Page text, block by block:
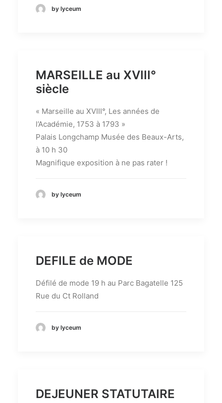
by lyceum
MARSEILLE au XVIII°
siècle
« Marseille au XVIII°, Les années de
l’Académie, 1753 à 1793 »
Palais Longchamp Musée des Beaux-Arts,
à 10 h 30
Magnifique exposition à ne pas rater !
by lyceum
DEFILE de MODE
Défilé de mode 19 h au Parc Bagatelle 125
Rue du Ct Rolland
by lyceum
DEJEUNER STATUTAIRE